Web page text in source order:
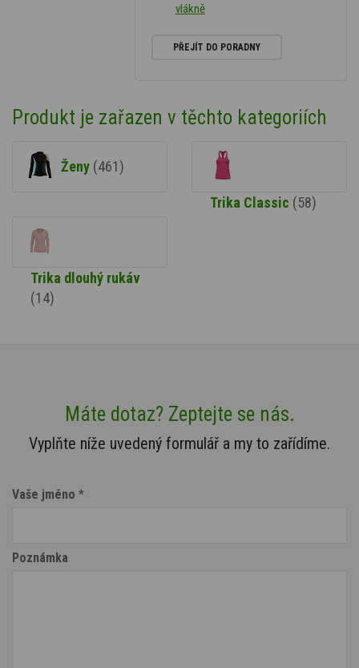
vlákně
PŘEJÍT DO PORADNY
Produkt je zařazen v těchto kategoriích
Ženy (461)
Trika Classic (58)
Trika dlouhý rukáv
(14)
Máte dotaz? Zeptejte se nás.
Vyplňte níže uvedený formulář a my to zařídíme.
Vaše jméno *
Poznámka